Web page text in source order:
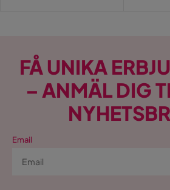
FÅ UNIKA
– ANMÄL DIG
Email